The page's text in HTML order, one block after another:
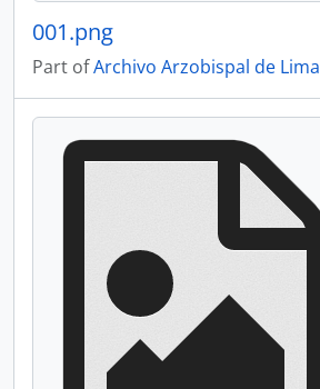
001.png
Part ofArchivo Arzobispal de Lima